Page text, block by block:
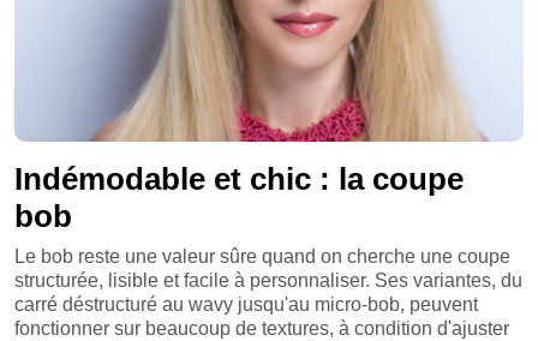
Indémodable et chic : la coupe
bob
Le bob reste une valeur sûre quand on cherche une coupe
structurée, lisible et facile à personnaliser. Ses variantes, du
carré déstructuré au wavy jusqu'au micro-bob, peuvent
fonctionner sur beaucoup de textures, à condition d'ajuster